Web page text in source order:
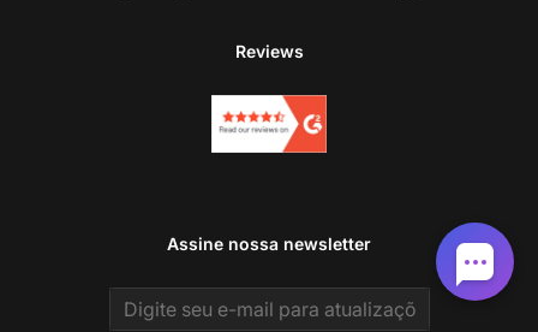
Reviews
Assine nossa newsletter
Email address